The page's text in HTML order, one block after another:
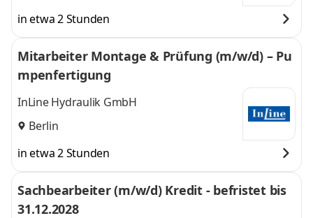
in etwa 2 Stunden
Mitarbeiter Montage & Prüfung (m/w/d) – Pu
mpenfertigung
InLine Hydraulik GmbH
Berlin
in etwa 2 Stunden
Sachbearbeiter (m/w/d) Kredit - befristet bis
31.12.2028